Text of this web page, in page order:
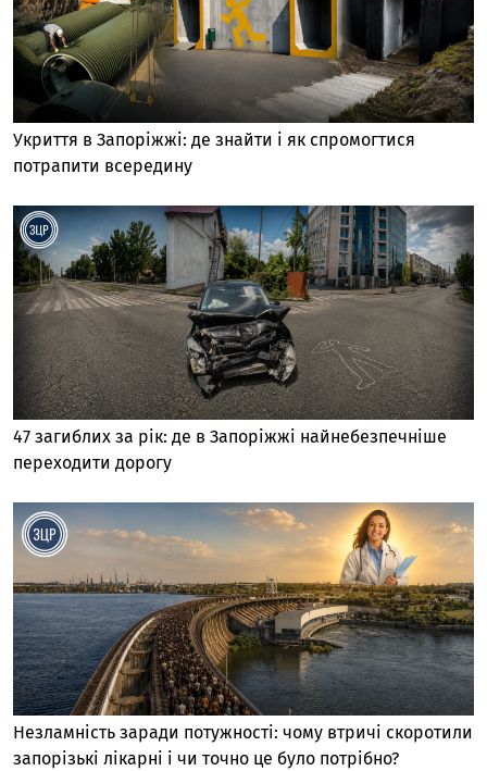
Укриття в Запоріжжі: де знайти і як спромогтися
потрапити всередину
47 загиблих за рік: де в Запоріжжі найнебезпечніше
переходити дорогу
Незламність заради потужності: чому втричі скоротили
запорізькі лікарні і чи точно це було потрібно?